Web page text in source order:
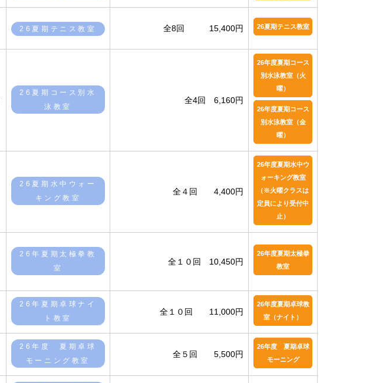
26夏期テニス教室 全8回 15,400円 26夏期テニス教室
26夏期コース別水
泳教室
全4回 6,160円
26年度夏期コース
別水泳教室（火
曜）
26年度夏期コース
別水泳教室（金
曜）
26夏期水中ウォー
キング教室
全４回 4,400円
26年度夏期水中ウ
ォーキング教室
（※火曜クラスは
定員により受付中
止）
26年夏期太極拳教
室
全１０回 10,450円
26年度夏期太極拳
教室
26年夏期卓球ナイ
ト教室
全１０回 11,000円
26年度夏期卓球教
室（ナイト）
26年度 夏期卓球
モーニング教室
全５回 5,500円
26年度 夏期卓球
モーニング